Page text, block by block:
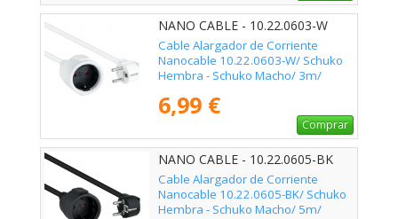
NANO CABLE - 10.22.0603-W
Cable Alargador de Corriente
Nanocable 10.22.0603-W/ Schuko
Hembra - Schuko Macho/ 3m/
6,99 €
Comprar
NANO CABLE - 10.22.0605-BK
Cable Alargador de Corriente
Nanocable 10.22.0605-BK/ Schuko
Hembra - Schuko Macho/ 5m/